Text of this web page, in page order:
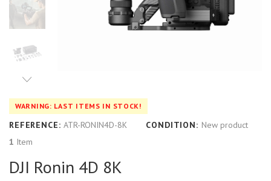
WARNING: LAST ITEMS IN STOCK!
REFERENCE: ATR-RONIN4D-8K CONDITION: New product
1 Item
DJI Ronin 4D 8K